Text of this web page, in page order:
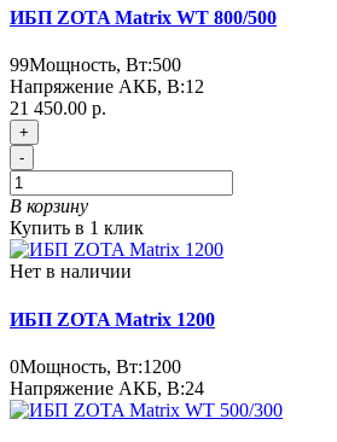
ИБП ZOTA Matrix WT 800/500
99Мощность, Вт:500
Напряжение АКБ, В:12
21 450.00 р.
+
-
В корзину
Купить в 1 клик
Нет в наличии
ИБП ZOTA Matrix 1200
0Мощность, Вт:1200
Напряжение АКБ, В:24